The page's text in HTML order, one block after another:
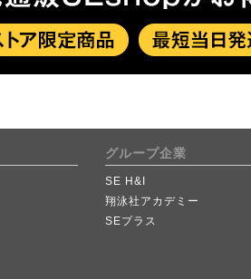
グループ企業
SE H&I
翔泳社アカデミー
SEプラス